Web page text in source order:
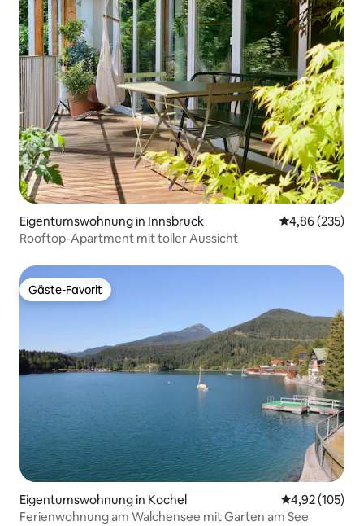
Eigentumswohnung in Innsbruck
4,86 (235)
Rooftop-Apartment mit toller Aussicht
Gäste-Favorit
Gäste-Favorit
Eigentumswohnung in Kochel
4,92 (105)
Ferienwohnung am Walchensee mit Garten am See